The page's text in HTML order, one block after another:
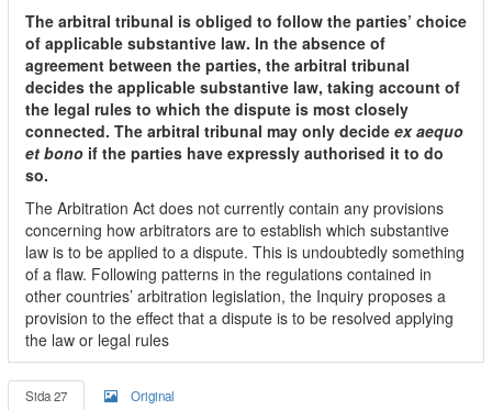
The arbitral tribunal is obliged to follow the parties’ choice
of applicable substantive law. In the absence of
agreement between the parties, the arbitral tribunal
decides the applicable substantive law, taking account of
the legal rules to which the dispute is most closely
connected. The arbitral tribunal may only decide ex aequo
et bono if the parties have expressly authorised it to do
so.
The Arbitration Act does not currently contain any provisions
concerning how arbitrators are to establish which substantive
law is to be applied to a dispute. This is undoubtedly something
of a flaw. Following patterns in the regulations contained in
other countries’ arbitration legislation, the Inquiry proposes a
provision to the effect that a dispute is to be resolved applying
the law or legal rules
Sida 27 Original